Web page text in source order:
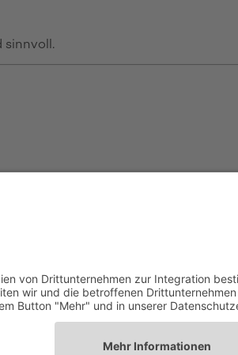
sinnvoll.